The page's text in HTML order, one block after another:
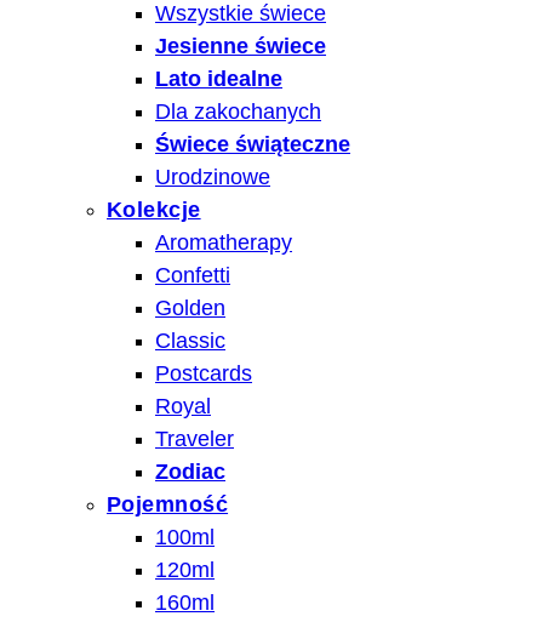
Wszystkie świece
Jesienne świece
Lato idealne
Dla zakochanych
Świece świąteczne
Urodzinowe
Kolekcje
Aromatherapy
Confetti
Golden
Classic
Postcards
Royal
Traveler
Zodiac
Pojemność
100ml
120ml
160ml